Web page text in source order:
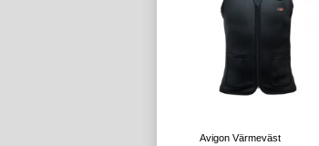
Avigon Värmeväst